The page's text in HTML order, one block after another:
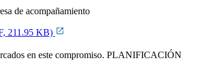
de acompañamiento
211.95 KB)
en este compromiso. PLANIFICACIÓN